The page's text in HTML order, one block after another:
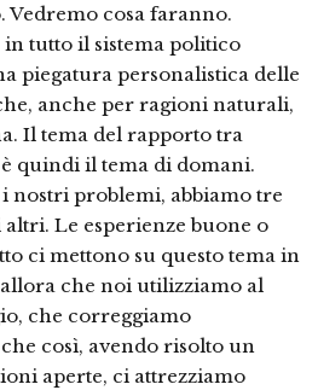
cosa faranno.
tutto il sistema politico
piegatura personalistica delle
anche per ragioni naturali,
Il tema del rapporto tra
quindi il tema di domani.
nostri problemi, abbiamo tre
Le esperienze buone o
ci mettono su questo tema in
che noi utilizziamo al
che correggiamo
così, avendo risolto un
aperte, ci attrezziamo